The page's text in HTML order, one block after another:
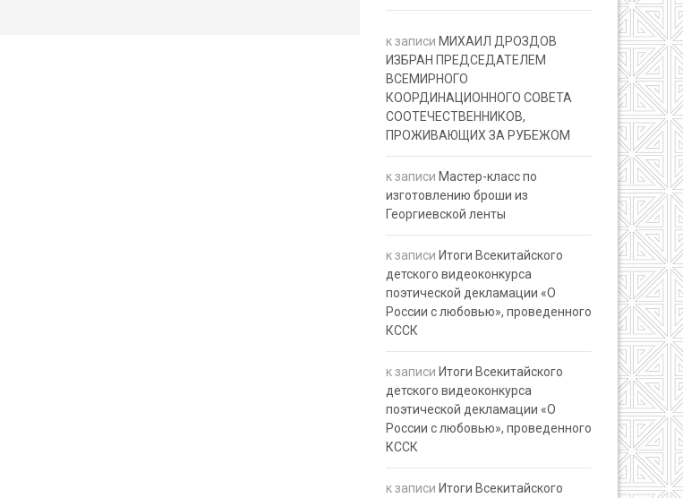
к записи МИХАИЛ ДРОЗДОВ
ИЗБРАН ПРЕДСЕДАТЕЛЕМ
ВСЕМИРНОГО
КООРДИНАЦИОННОГО СОВЕТА
СООТЕЧЕСТВЕННИКОВ,
ПРОЖИВАЮЩИХ ЗА РУБЕЖОМ
к записи Мастер-класс по
изготовлению броши из
Георгиевской ленты
к записи Итоги Всекитайского
детского видеоконкурса
поэтической декламации «О
России с любовью», проведенного
КССК
к записи Итоги Всекитайского
детского видеоконкурса
поэтической декламации «О
России с любовью», проведенного
КССК
к записи Итоги Всекитайского